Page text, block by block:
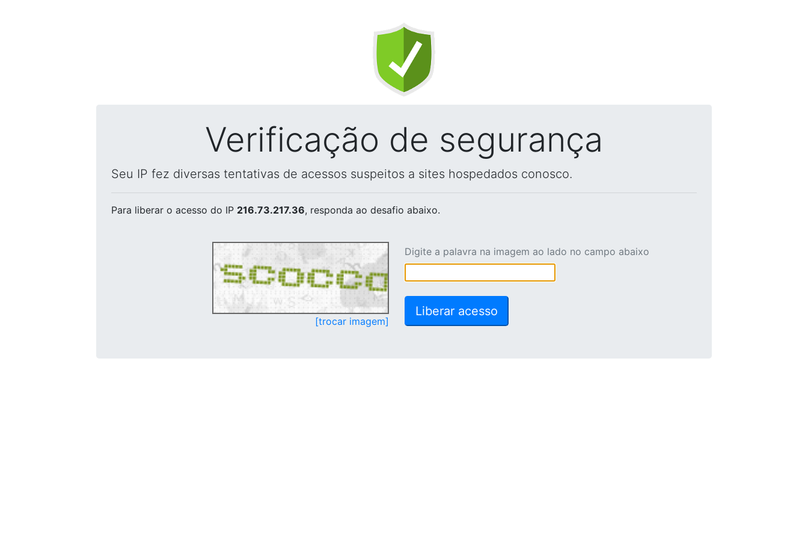
Verificação de segurança
Seu IP fez diversas tentativas de acessos suspeitos a sites hospedados conosco.
Para liberar o acesso do IP 216.73.217.36, responda ao desafio abaixo.
[trocar imagem]
Digite a palavra na imagem ao lado no campo abaixo